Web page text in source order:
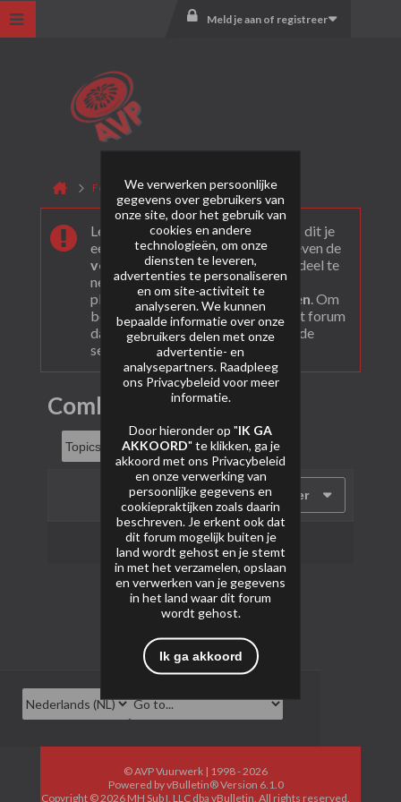
Meld je aan of registreer
Forum Mercurius Combi boxen
Leuk dat je ons gevonden hebt! Als dit je
eerste bezoek is bekijk dan eerst even de
veel gestelde vragen. Om actief deel te
nemen en ook berichten te kunnen
plaatsen moet je je eerstregisteren. Om
berichten te bekijken, selecteer het forum
dat je wil bezoeken uit onderstaande
selectie.
Combi boxen
Filter
Geen onderwerpen gevonden.
© AVP Vuurwerk | 1998 - 2026
Powered byvBulletin®Version 6.1.0
Copyright © 2026 MH Sub I, LLC dba vBulletin. All rights reserved.
We verwerken persoonlijke
gegevens over gebruikers van
onze site, door het gebruik van
cookies en andere
technologieën, om onze
diensten te leveren,
advertenties te personaliseren
en om site-activiteit te
analyseren. We kunnen
bepaalde informatie over onze
gebruikers delen met onze
advertentie- en
analysepartners. Raadpleeg
ons Privacybeleid voor meer
informatie.
Door hieronder op "IK GA
AKKOORD" te klikken, ga je
akkoord met ons Privacybeleid
en onze verwerking van
persoonlijke gegevens en
cookiepraktijken zoals daarin
beschreven. Je erkent ook dat
dit forum mogelijk buiten je
land wordt gehost en je stemt
in met het verzamelen, opslaan
en verwerken van je gegevens
in het land waar dit forum
wordt gehost.
Ik ga akkoord